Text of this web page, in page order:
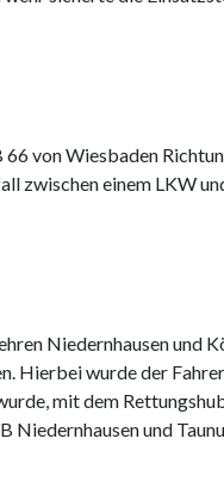
von Wiesbaden
zwischen einem LKW
Niedernhausen und
Hierbei wurde der
mit dem
Niedernhausen und